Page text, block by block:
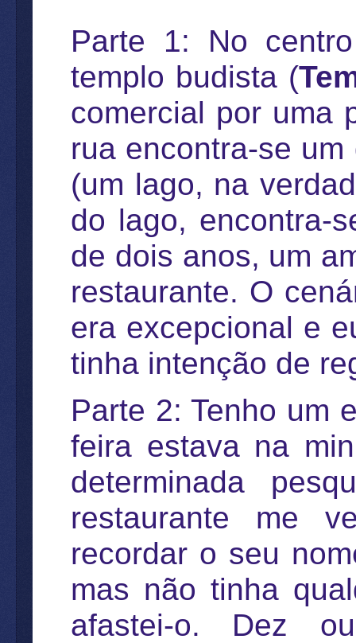
Parte 1: No
templo budista (
comercial por uma
rua encontra-se
(um lago, na
do lago, encontra-
de dois anos, um
restaurante. O
era excepcional e
tinha intenção de
Parte 2: Tenho um
feira estava na
determinada
restaurante me
recordar o seu
mas não tinha
afastei-o. Dez